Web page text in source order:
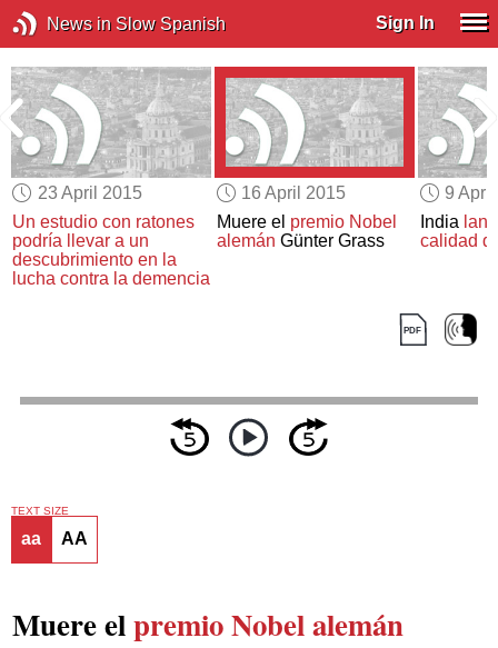
News in Slow Spanish Sign In
23 April 2015
Un estudio con ratones
podría llevar a un
descubrimiento en la
lucha contra la demencia
16 April 2015
Muere el premio Nobel
alemán Günter Grass
9
India
calidad
TEXT SIZE
aa AA
Muere elpremio Nobel alemán